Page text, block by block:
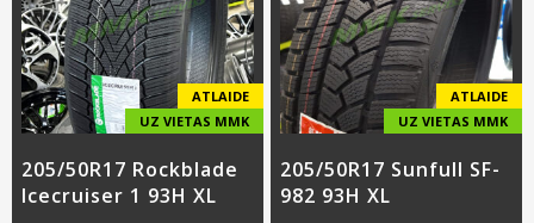
ATLAIDE
UZ VIETAS MMK
205/50R17 Rockblade
Icecruiser 1 93H XL
ATLAIDE
UZ VIETAS MMK
205/50R17 Sunfull SF-
982 93H XL